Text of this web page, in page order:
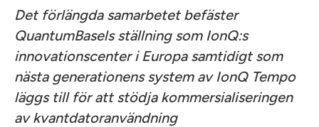
Det förlängda samarbetet befäster
QuantumBasels ställning som IonQ:s
innovationscenter i Europa samtidigt som
nästa generationens system av IonQ Tempo
läggs till för att stödja kommersialiseringen
av kvantdatoranvändning